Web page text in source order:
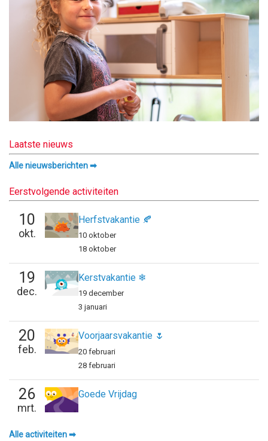
Laatste nieuws
Alle nieuwsberichten ➡︎
Eerstvolgende activiteiten
10
okt.
Herfstvakantie 🍂
10 oktober
18 oktober
19
dec.
Kerstvakantie ❄
19 december
3 januari
20
feb.
Voorjaarsvakantie 🌷
20 februari
28 februari
26
mrt.
Goede Vrijdag
Alle activiteiten ➡︎